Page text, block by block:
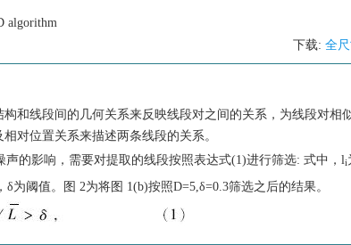
algorithm
下载: 全
和线段间的几何关系来反映线段对之间的关系，为线段对相
对位置关系来描述两条线段的关系。
的影响，需要对提取的线段按照表达式(1)进行筛选: 式中， li
δ为阈值。 图 2为将图 1(b)按照D=5, δ=0.3筛选之后的结果。